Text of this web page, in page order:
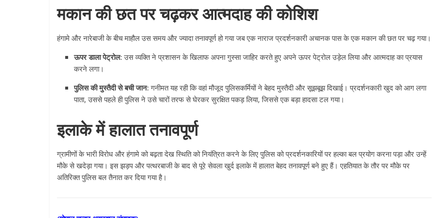
मकान की छत पर चढ़कर आत्मदाह की कोशिश
हंगामे और नारेबाजी के बीच माहौल उस समय और ज्यादा तनावपूर्ण हो गया जब एक नाराज प्रदर्शनकारी अचानक पास के एक मकान की छत पर चढ़ गया।
ऊपर डाला पेट्रोल: उस व्यक्ति ने प्रशासन के खिलाफ अपना गुस्सा जाहिर करते हुए अपने ऊपर पेट्रोल उड़ेल लिया और आत्मदाह का प्रयास
करने लगा।
पुलिस की मुस्तैदी से बची जान: गनीमत यह रही कि वहां मौजूद पुलिसकर्मियों ने बेहद मुस्तैदी और सूझबूझ दिखाई। प्रदर्शनकारी खुद को आग लगा
पाता, उससे पहले ही पुलिस ने उसे चारों तरफ से घेरकर सुरक्षित पकड़ लिया, जिससे एक बड़ा हादसा टल गया।
इलाके में हालात तनावपूर्ण
ग्रामीणों के भारी विरोध और हंगामे को बढ़ता देख स्थिति को नियंत्रित करने के लिए पुलिस को प्रदर्शनकारियों पर हल्का बल प्रयोग करना पड़ा और उन्हें
मौके से खदेड़ा गया। इस झड़प और पत्थरबाजी के बाद से पूरे सेवला खुर्द इलाके में हालात बेहद तनावपूर्ण बने हुए हैं। एहतियात के तौर पर मौके पर
अतिरिक्त पुलिस बल तैनात कर दिया गया है।